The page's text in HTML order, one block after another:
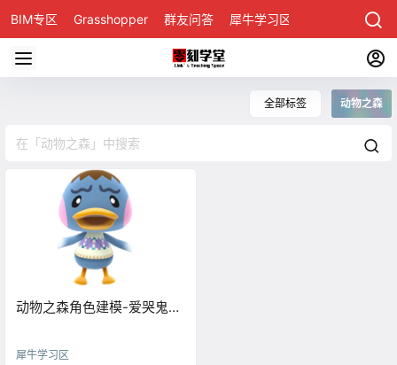
BIM专区 Grasshopper 群友问答 犀牛学习区
全部标签 动物之森
动物之森角色建模-爱哭鬼
犀牛学习区